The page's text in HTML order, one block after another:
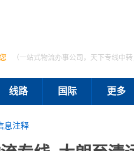
（一站式物流办事公司，天下专线中
线路 国际 更多
息注释